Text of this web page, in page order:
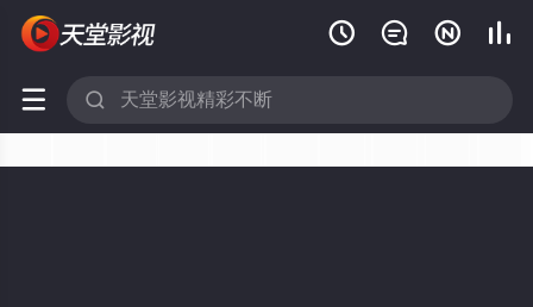
   
 